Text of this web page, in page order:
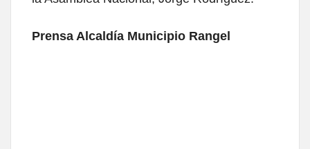
Prensa Alcaldía Municipio Rangel